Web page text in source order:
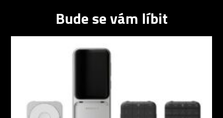
Bude se vám líbit